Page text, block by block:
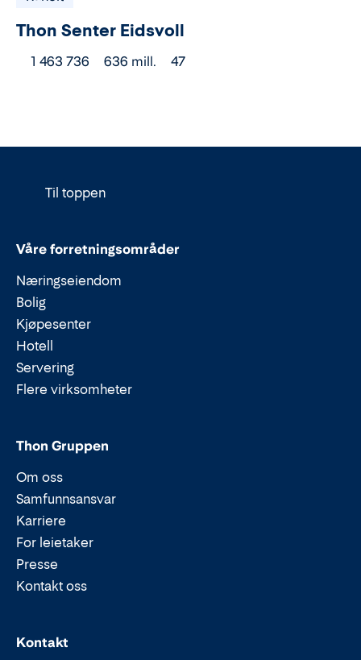
Thon Senter Eidsvoll
1 463 736 636 mill. 47
Til toppen
Våre forretningsområder
Næringseiendom
Bolig
Kjøpesenter
Hotell
Servering
Flere virksomheter
Thon Gruppen
Om oss
Samfunnsansvar
Karriere
For leietaker
Presse
Kontakt oss
Kontakt
Epost:
Telefon: